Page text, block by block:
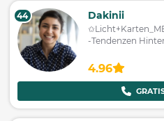
44 Dakinii
-Tendenzen
4.96